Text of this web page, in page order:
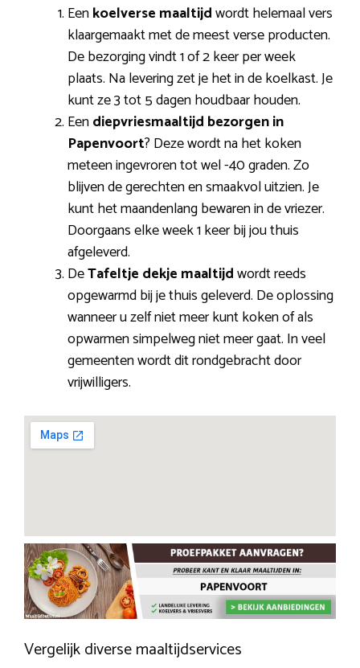
Eenkoelverse maaltijdwordt helemaal vers
klaargemaakt met de meest verse producten.
De bezorging vindt 1 of 2 keer per week
plaats. Na levering zet je het in de koelkast. Je
kunt ze 3 tot 5 dagen houdbaar houden.
Eendiepvriesmaaltijd bezorgen in
Papenvoort? Deze wordt na het koken
meteen ingevroren tot wel -40 graden. Zo
blijven de gerechten en smaakvol uitzien. Je
kunt het maandenlang bewaren in de vriezer.
Doorgaans elke week 1 keer bij jou thuis
afgeleverd.
DeTafeltje dekje maaltijdwordt reeds
opgewarmd bij je thuis geleverd. De oplossing
wanneer u zelf niet meer kunt koken of als
opwarmen simpelweg niet meer gaat. In veel
gemeenten wordt dit rondgebracht door
vrijwilligers.
Vergelijk diverse maaltijdservices